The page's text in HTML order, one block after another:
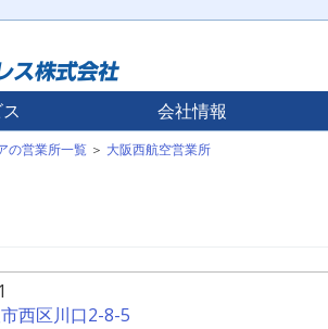
会社情報
の営業所一覧 ＞ 大阪西航空営業所
西区川口2-8-5